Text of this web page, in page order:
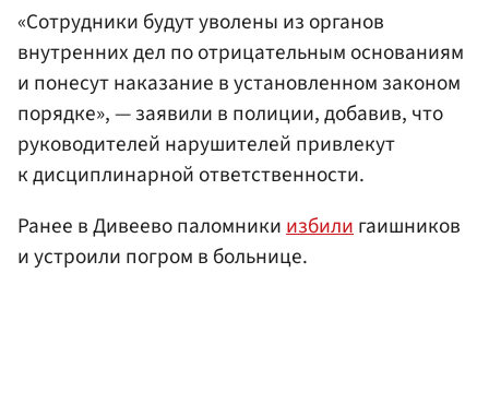
«Сотрудники будут уволены из органов
внутренних дел по отрицательным основаниям
и понесут наказание в установленном законом
порядке», — заявили в полиции, добавив, что
руководителей нарушителей привлекут
к дисциплинарной ответственности.
Ранее в Дивеево паломникиизбилигаишников
и устроили погром в больнице.